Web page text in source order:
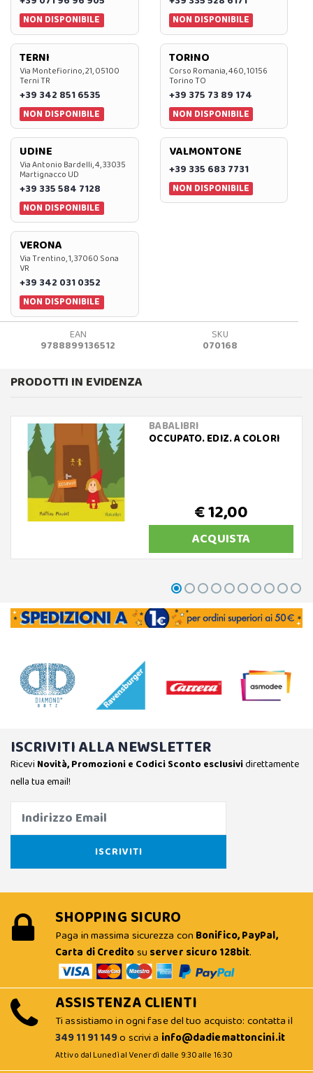
NON DISPONIBILE
NON DISPONIBILE
TERNI
Via Montefiorino, 21, 05100
Terni TR
+39 342 851 6535
NON DISPONIBILE
TORINO
Corso Romania, 460, 10156
Torino TO
+39 375 73 89 174
NON DISPONIBILE
UDINE
Via Antonio Bardelli, 4, 33035
Martignacco UD
+39 335 584 7128
NON DISPONIBILE
VALMONTONE
+39 335 683 7731
NON DISPONIBILE
VERONA
Via Trentino, 1, 37060 Sona
VR
+39 342 031 0352
NON DISPONIBILE
EAN
9788899136512
SKU
070168
PRODOTTI IN EVIDENZA
BABALIBRI
OCCUPATO. EDIZ. A COLORI
€ 12,00
ACQUISTA
ISCRIVITI ALLA NEWSLETTER
Ricevi Novità, Promozioni e Codici Sconto esclusividirettamente
nella tua email!
SHOPPING SICURO
Paga in massima sicurezza con Bonifico, PayPal,
Carta di Creditosu server sicuro 128bit.
ASSISTENZA CLIENTI
Ti assistiamo in ogni fase del tuo acquisto: contatta il
349 11 91 149o scrivi a info@dadiemattoncini.it
Attivo dal Lunedì al Venerdì dalle 9:30 alle 16:30